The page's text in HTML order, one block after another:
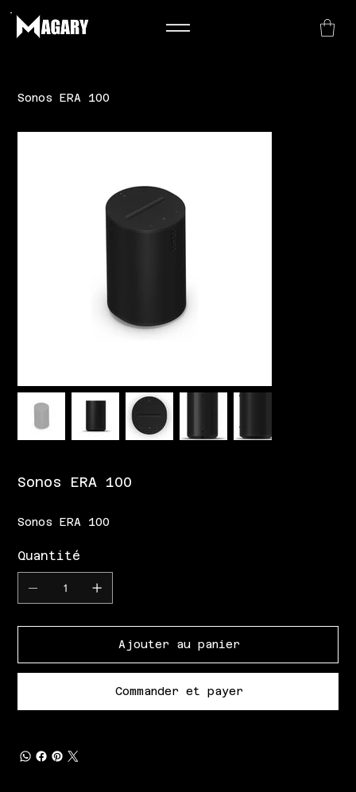
Sonos ERA 100
Sonos ERA 100
Sonos ERA 100
Quantité
Ajouter au panier
Commander et payer